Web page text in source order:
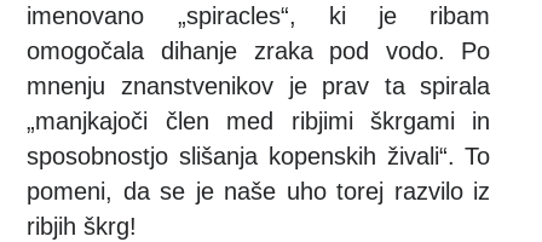
imenovano „spiracles“, ki je ribam
omogočala dihanje zraka pod vodo. Po
mnenju znanstvenikov je prav ta spirala
„manjkajoči člen med ribjimi škrgami in
sposobnostjo slišanja kopenskih živali“. To
pomeni, da se je naše uho torej razvilo iz
ribjih škrg!